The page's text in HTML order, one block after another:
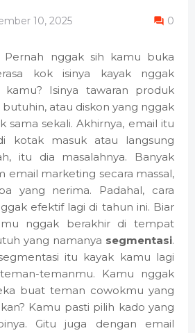
10, 2025 0
Pernah nggak sih kamu buka
kok isinya kayak nggak
kamu? Isinya tawaran produk
atau diskon yang nggak
sama sekali. Akhirnya, email itu
kotak masuk atau langsung
itu dia masalahnya. Banyak
email marketing secara massal,
yang nerima. Padahal, cara
efektif lagi di tahun ini. Biar
mu nggak berakhir di tempat
yang namanya segmentasi.
itu kayak kamu lagi
temanmu. Kamu nggak
buat teman cowokmu yang
Kamu pasti pilih kado yang
Gitu juga dengan email